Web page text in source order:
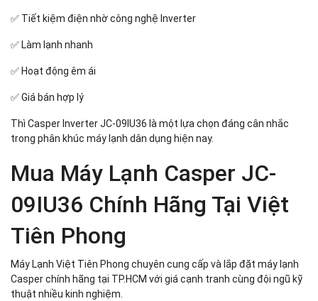
✅ Tiết kiệm điện nhờ công nghệ Inverter
✅ Làm lạnh nhanh
✅ Hoạt động êm ái
✅ Giá bán hợp lý
Thì Casper Inverter JC-09IU36 là một lựa chọn đáng cân nhắc
trong phân khúc máy lạnh dân dụng hiện nay.
Mua Máy Lạnh Casper JC-
09IU36 Chính Hãng Tại Việt
Tiên Phong
Máy Lạnh Việt Tiên Phong chuyên cung cấp và lắp đặt máy lạnh
Casper chính hãng tại TP.HCM với giá cạnh tranh cùng đội ngũ kỹ
thuật nhiều kinh nghiệm.